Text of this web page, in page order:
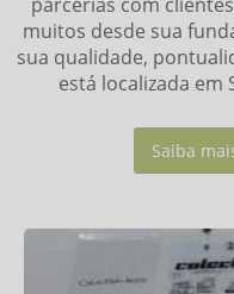
muitos desde sua
sua qualidade,
está localizada em
Saiba